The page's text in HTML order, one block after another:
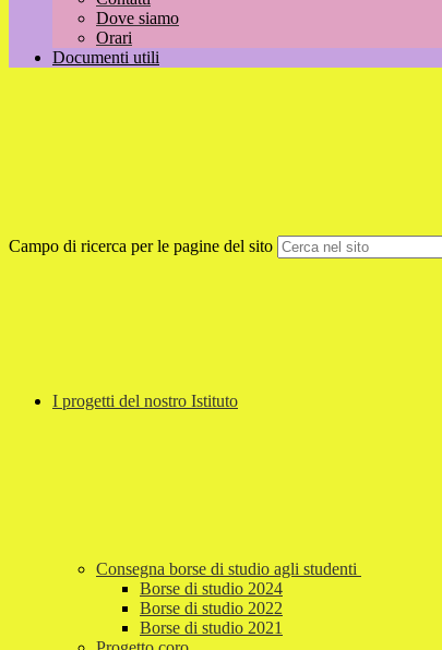
Dove siamo
Orari
Documenti utili
Campo di ricerca per le pagine del sito
I progetti del nostro Istituto
Consegna borse di studio agli studenti
Borse di studio 2024
Borse di studio 2022
Borse di studio 2021